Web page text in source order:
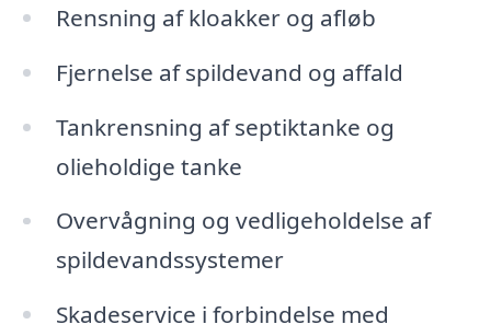
Rensning af kloakker og afløb
Fjernelse af spildevand og affald
Tankrensning af septiktanke og
olieholdige tanke
Overvågning og vedligeholdelse af
spildevandssystemer
Skadeservice i forbindelse med